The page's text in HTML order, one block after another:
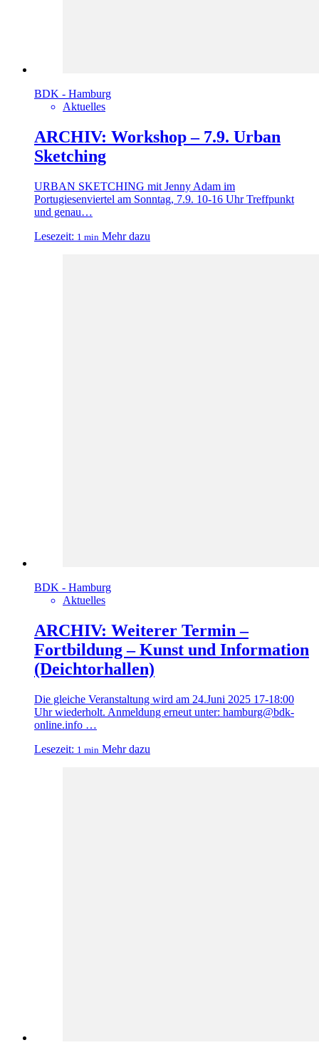
BDK - Hamburg
Aktuelles
ARCHIV: Workshop – 7.9. Urban
Sketching
URBAN SKETCHING mit Jenny Adam im
Portugiesenviertel am Sonntag, 7.9. 10-16 Uhr Treffpunkt
und genau…
Lesezeit: 1 min Mehr dazu
BDK - Hamburg
Aktuelles
ARCHIV: Weiterer Termin –
Fortbildung – Kunst und Information
(Deichtorhallen)
Die gleiche Veranstaltung wird am 24.Juni 2025 17-18:00
Uhr wiederholt. Anmeldung erneut unter: hamburg@bdk-
online.info …
Lesezeit: 1 min Mehr dazu